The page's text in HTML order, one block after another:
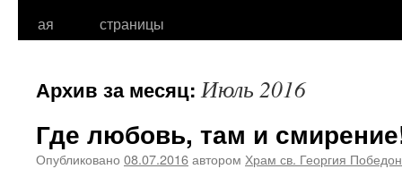
ая
страницы
Архив за месяц:Июль 2016
Где любовь, там и
Опубликовано 08.07.2016автором Храм св. Георгия